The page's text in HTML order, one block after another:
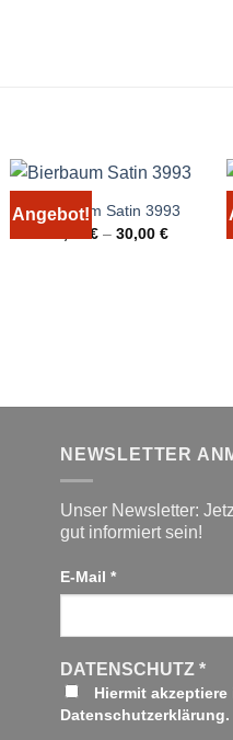
Angebot!
Bierbaum Satin 3993
€ –30,00€
NEWSLETTER
Unser Newsletter:
gut informiert sein!
E-Mail *
DATENSCHUTZ *
Hiermit
Datenschutzerklärung.